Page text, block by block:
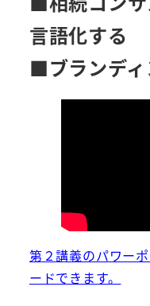
言語化する
■ブランディ
第２講義のパワー
ードできます。